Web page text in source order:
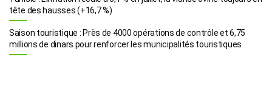
tête des hausses (+16,7 %)
Saison touristique : Près de 4000 opérations de contrôle et 6,75
millions de dinars pour renforcer les municipalités touristiques